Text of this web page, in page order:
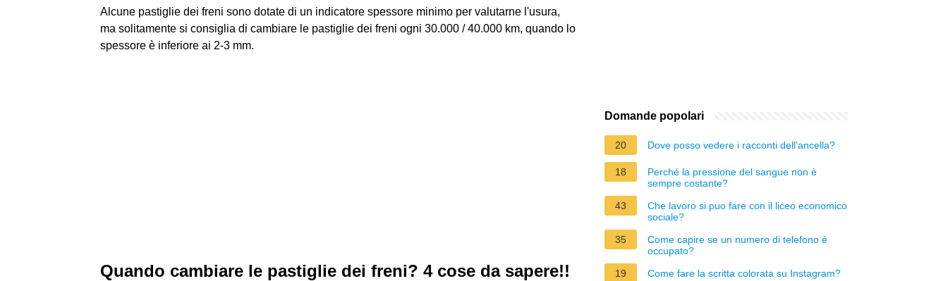
Alcune pastiglie dei freni sono dotate di un indicatore spessore minimo per valutarne l'usura,
ma solitamente si consiglia di cambiare le pastiglie dei freni ogni 30.000 / 40.000 km, quando lo
spessore è inferiore ai 2-3 mm.
Quando cambiare le pastiglie dei freni? 4 cose da sapere!!
Domande popolari
20 Dove posso vedere i racconti dell'ancella?
18
Perché la pressione del sangue non è
sempre costante?
43
Che lavoro si puo fare con il liceo economico
sociale?
35
Come capire se un numero di telefono è
occupato?
19
Come fare la scritta colorata su Instagram?